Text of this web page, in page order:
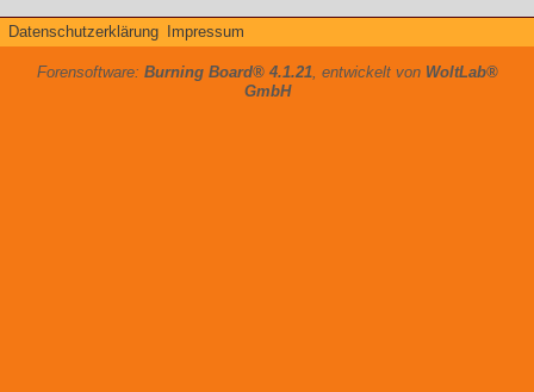
Datenschutzerklärung Impressum
Forensoftware: Burning Board® 4.1.21, entwickelt von WoltLab®
GmbH